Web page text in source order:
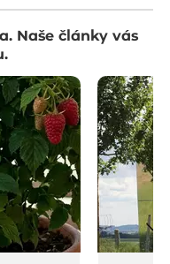
Naše články vás